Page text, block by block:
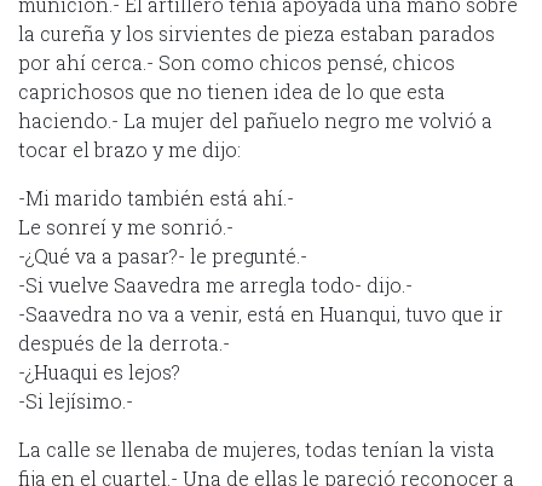
la cureña y los sirvientes de pieza estaban parados
por ahí cerca.- Son como chicos pensé, chicos
caprichosos que no tienen idea de lo que esta
haciendo.- La mujer del pañuelo negro me volvió a
tocar el brazo y me dijo:
-Mi marido también está ahí.-
Le sonreí y me sonrió.-
-¿Qué va a pasar?- le pregunté.-
-Si vuelve Saavedra me arregla todo- dijo.-
-Saavedra no va a venir, está en Huanqui, tuvo que ir
después de la derrota.-
-¿Huaqui es lejos?
-Si lejísimo.-
La calle se llenaba de mujeres, todas tenían la vista
fija en el cuartel.- Una de ellas le pareció reconocer a